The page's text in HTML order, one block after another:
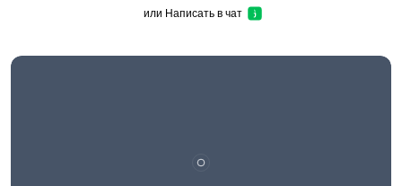
или Написать в чат